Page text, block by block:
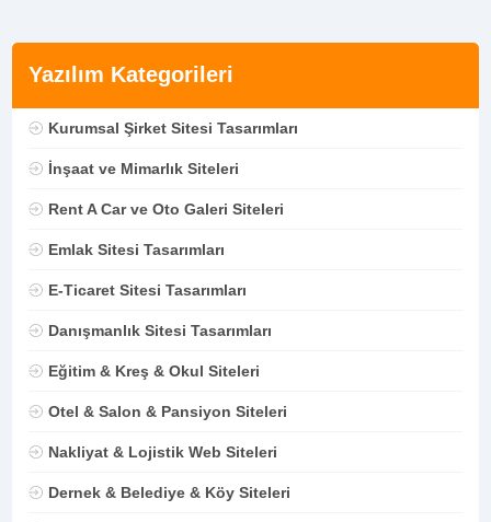
Yazılım Kategorileri
Kurumsal Şirket Sitesi Tasarımları
İnşaat ve Mimarlık Siteleri
Rent A Car ve Oto Galeri Siteleri
Emlak Sitesi Tasarımları
E-Ticaret Sitesi Tasarımları
Danışmanlık Sitesi Tasarımları
Eğitim & Kreş & Okul Siteleri
Otel & Salon & Pansiyon Siteleri
Nakliyat & Lojistik Web Siteleri
Dernek & Belediye & Köy Siteleri